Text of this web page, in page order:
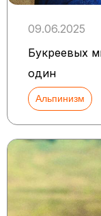
09.06.2025
Букреевых
один
Альпинизм